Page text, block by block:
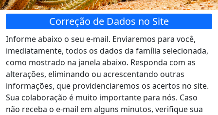
Correção de Dados no Site
Informe abaixo o seu e-mail. Enviaremos para você,
imediatamente, todos os dados da família selecionada,
como mostrado na janela abaixo. Responda com as
alterações, eliminando ou acrescentando outras
informações, que providenciaremos os acertos no site.
Sua colaboração é muito importante para nós. Caso
não receba o e-mail em alguns minutos, verifique sua